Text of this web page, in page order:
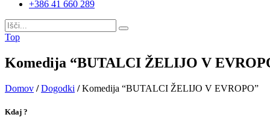
+386 41 660 289
Top
Komedija “BUTALCI ŽELIJO V
Domov / Dogodki / Komedija “BUTALCI ŽELIJO V EVROPO”
Kdaj ?